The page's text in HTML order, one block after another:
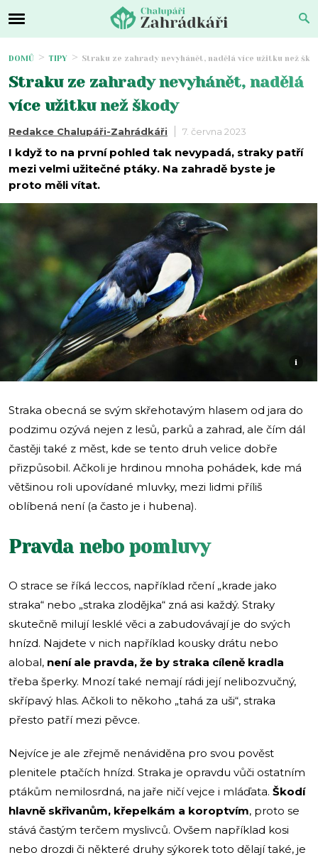
DOMŮ TIPY Straku ze zahrady nevyhánět, nadělá více užitku než
Straku ze zahrady nevyhánět, nadělá
více užitku než škody
Redakce Chalupáři-Zahrádkáři 7. června 2023
I když to na první pohled tak nevypadá, straky patří
mezi velmi užitečné ptáky. Na zahradě byste je
proto měli vítat.
i
Straka obecná se svým skřehotavým hlasem od jara do
podzimu ozývá nejen z lesů, parků a zahrad, ale čím dál
častěji také z měst, kde se tento druh velice dobře
přizpůsobil. Ačkoli je hrdinou mnoha pohádek, kde má
většinou roli upovídané mluvky, mezi lidmi příliš
oblíbená není (a často je i hubena).
Pravda nebo pomluvy
O strace se říká leccos, například rčení „krade jako
straka“ nebo „straka zlodějka“ zná asi každý. Straky
skutečně milují lesklé věci a zabudovávají je do svých
hnízd. Najdete v nich například kousky drátu nebo
alobal, není ale pravda, že by straka cíleně kradla
třeba šperky. Mnozí také nemají rádi její nelibozvučný,
skřípavý hlas. Ačkoli to někoho „tahá za uši“, straka
přesto patří mezi pěvce.
Nejvíce je ale zřejmě nenáviděna pro svou pověst
plenitele ptačích hnízd. Straka je opravdu vůči ostatním
ptákům nemilosrdná, na jaře ničí vejce i mláďata. Škodí
hlavně skřivanům, křepelkám a koroptvím, proto se
stává častým terčem myslivců. Ovšem například kosi
nebo drozdi či některé druhy sýkorek toto dělají také, je